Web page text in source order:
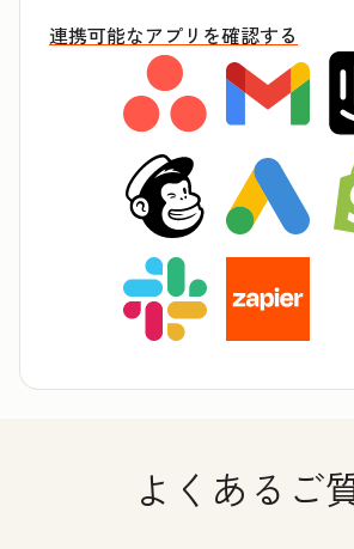
連携可能なアプリを確認する
よくあるご